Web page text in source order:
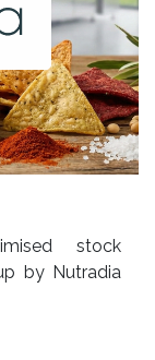
stock
by Nutradia